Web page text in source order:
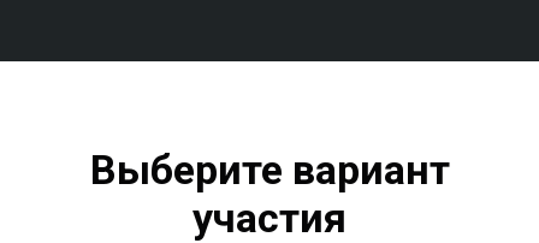
Выберите вариант
участия